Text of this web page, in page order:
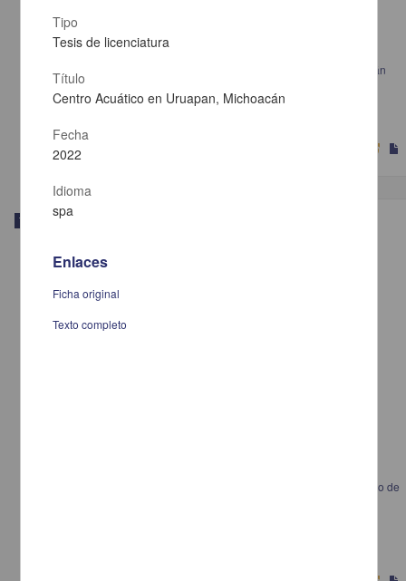
Subcomandancia de seguridad pública municipal en Zamora Michoacán
2022
Trabajo de grado
"Cambios en el ámbito escolar y familiar que se presentan en el proceso de
Tipo
Tesis de licenciatura
Título
Centro Acuático en Uruapan, Michoacán
Fecha
2022
Idioma
spa
Enlaces
Ficha original
Texto completo